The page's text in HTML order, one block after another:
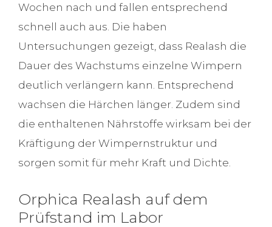
Wochen nach und fallen entsprechend
schnell auch aus. Die haben
Untersuchungen gezeigt, dass Realash die
Dauer des Wachstums einzelne Wimpern
deutlich verlängern kann. Entsprechend
wachsen die Härchen länger. Zudem sind
die enthaltenen Nährstoffe wirksam bei der
Kräftigung der Wimpernstruktur und
sorgen somit für mehr Kraft und Dichte.
Orphica Realash auf dem
Prüfstand im Labor